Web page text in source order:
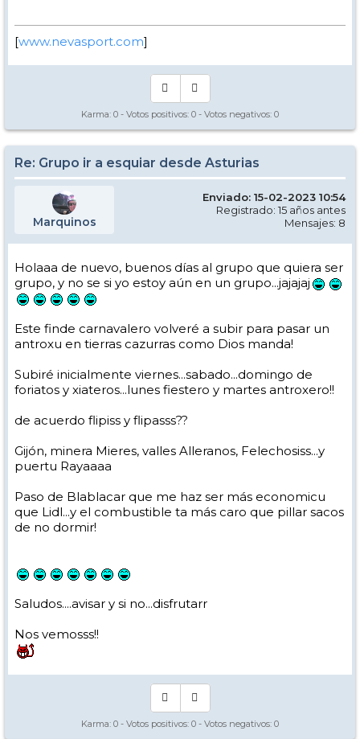
[www.nevasport.com]
Karma: 0 - Votos positivos: 0 - Votos negativos: 0
Re: Grupo ir a esquiar desde Asturias
Marquinos
Enviado: 15-02-2023 10:54
Registrado: 15 años antes
Mensajes: 8
Holaaa de nuevo, buenos días al grupo que quiera ser
grupo, y no se si yo estoy aún en un grupo...jajajaj
Este finde carnavalero volveré a subir para pasar un
antroxu en tierras cazurras como Dios manda!
Subiré inicialmente viernes...sabado...domingo de
foriatos y xiateros...lunes fiestero y martes antroxero!!
de acuerdo flipiss y flipasss??
Gijón, minera Mieres, valles Alleranos, Felechosiss...y
puertu Rayaaaa
Paso de Blablacar que me haz ser más economicu
que Lidl...y el combustible ta más caro que pillar sacos
de no dormir!
Saludos....avisar y si no...disfrutarr
Nos vemosss!!
Karma: 0 - Votos positivos: 0 - Votos negativos: 0